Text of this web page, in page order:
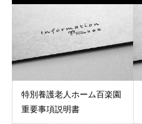
特別養護老人ホーム百楽園
重要事項説明書